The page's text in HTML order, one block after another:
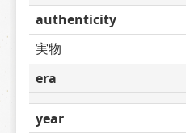
authenticity
実物
era
year